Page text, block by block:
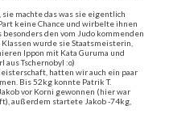
machte das was sie eigentlich
keine Chance und wirbelte ihnen
besonders den vom Judo kommenden
wurde sie Staatsmeisterin,
Ippon mit Kata Guruma und
Tschernobyl :o)
hatten wir auch ein paar
Bis 52kg konnte Patrik T.
vor Korni gewonnen (hier war
außerdem startete Jakob -74kg,